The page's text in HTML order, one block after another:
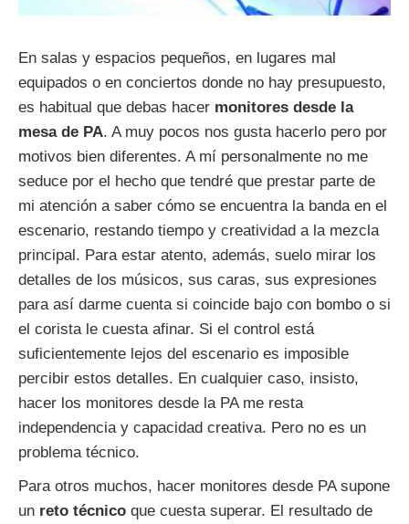
En salas y espacios pequeños, en lugares mal
equipados o en conciertos donde no hay presupuesto,
es habitual que debas hacer monitores desde la
mesa de PA. A muy pocos nos gusta hacerlo pero por
motivos bien diferentes. A mí personalmente no me
seduce por el hecho que tendré que prestar parte de
mi atención a saber cómo se encuentra la banda en el
escenario, restando tiempo y creatividad a la mezcla
principal. Para estar atento, además, suelo mirar los
detalles de los músicos, sus caras, sus expresiones
para así darme cuenta si coincide bajo con bombo o si
el corista le cuesta afinar. Si el control está
suficientemente lejos del escenario es imposible
percibir estos detalles. En cualquier caso, insisto,
hacer los monitores desde la PA me resta
independencia y capacidad creativa. Pero no es un
problema técnico.
Para otros muchos, hacer monitores desde PA supone
un reto técnico que cuesta superar. El resultado de